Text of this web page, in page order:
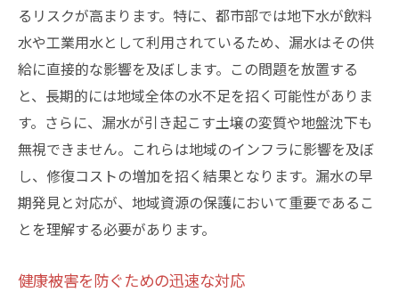
るリスクが高まります。特に、都市部では地下水が飲料
水や工業用水として利用されているため、漏水はその供
給に直接的な影響を及ぼします。この問題を放置する
と、長期的には地域全体の水不足を招く可能性がありま
す。さらに、漏水が引き起こす土壌の変質や地盤沈下も
無視できません。これらは地域のインフラに影響を及ぼ
し、修復コストの増加を招く結果となります。漏水の早
期発見と対応が、地域資源の保護において重要であるこ
とを理解する必要があります。
健康被害を防ぐための迅速な対応